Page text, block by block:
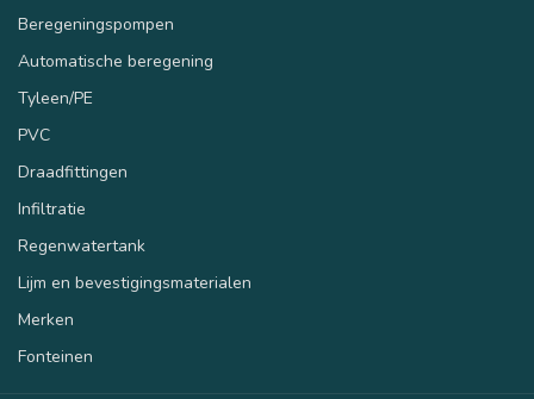
Beregeningspompen
Automatische beregening
Tyleen/PE
PVC
Draadfittingen
Infiltratie
Regenwatertank
Lijm en bevestigingsmaterialen
Merken
Fonteinen